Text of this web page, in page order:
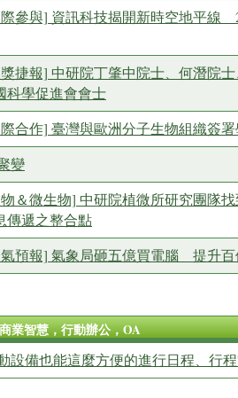
參與] 資訊科技揭開新時空地平線
捷報] 中研院丁肇中院士、何潛院
科學促進會會士
合作] 臺灣與歐洲分子生物組織簽
變
＆微生物] 中研院植微所研究團隊
傳遞之整合點
預報] 氣象局砸五億買電腦 提升百
業智慧，行動辦公，OA
設備也能這麼方便的進行日程、行